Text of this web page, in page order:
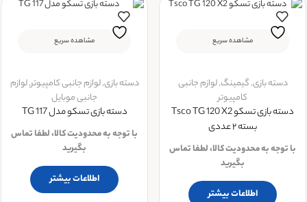
مشاهده سریع
دسته بازی,گیمینگ,لوازم جانبی
کامپیوتر
دسته بازی تسکو Tsco TG 120 X2
بسته ۲ عددی
با توجه به محدودیت کالا، لطفا تماس
بگیرید
اطلاعات بیشتر
مشاهده سریع
دسته بازی,لوازم جانبی کامپیوتر,لوازم
جانبی موبایل
دسته بازی تسکو مدل TG 117
با توجه به محدودیت کالا، لطفا تماس
بگیرید
اطلاعات بیشتر